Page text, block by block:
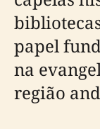
papel
na
região